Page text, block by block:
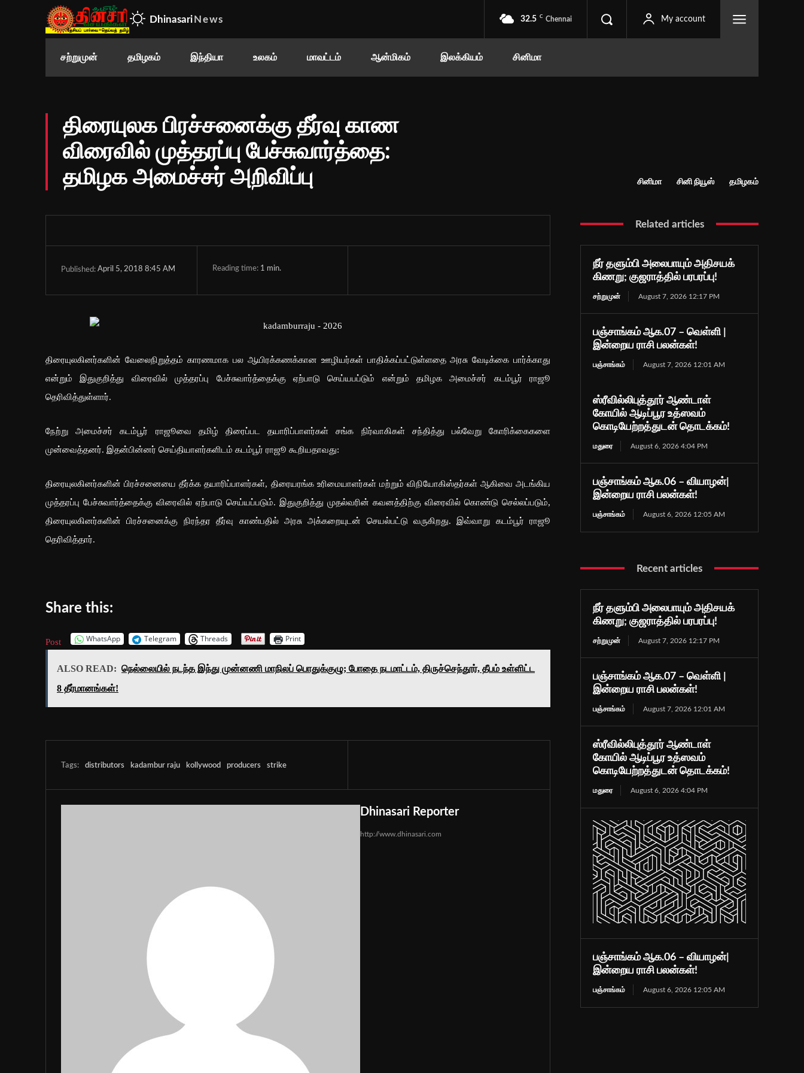
Dhinasari News 32.5 C Chennai My account
சற்றுமுன் தமிழகம் இந்தியா உலகம் மாவட்டம் ஆன்மிகம் இலக்கியம் சினிமா
திரையுலக பிரச்சனைக்கு தீர்வு காண
விரைவில் முத்தரப்பு பேச்சுவார்த்தை:
தமிழக அமைச்சர் அறிவிப்பு
சினிமா சினி நியூஸ் தமிழகம்
Published: April 5, 2018 8:45 AM Reading time: 1 min.
திரையுலகினர்களின் வேலைநிறுத்தம் காரணமாக பல ஆயிரக்கணக்கான ஊழியர்கள் பாதிக்கப்பட்டுள்ளதை அரசு வேடிக்கை பார்க்காது
என்றும் இதுகுறித்து விரைவில் முத்தரப்பு பேச்சுவார்த்தைக்கு ஏற்பாடு செய்யபப்டும் என்றும் தமிழக அமைச்சர் கடம்பூர் ராஜூ
தெரிவித்துள்ளார்.
நேற்று அமைச்சர் கடம்பூர் ராஜூவை தமிழ் திரைப்பட தயாரிப்பாளர்கள் சங்க நிர்வாகிகள் சந்தித்து பல்வேறு கோரிக்கைகளை
முன்வைத்தனர். இதன்பின்னர் செய்தியாளர்களிடம் கடம்பூர் ராஜூ கூறியதாவது:
திரையுலகினர்களின் பிரச்சனையை தீர்க்க தயாரிப்பாளர்கள், திரையரங்க உரிமையாளர்கள் மற்றும் விநியோகிஸ்தர்கள் ஆகிவை அடங்கிய
முத்தரப்பு பேச்சுவார்த்தைக்கு விரைவில் ஏற்பாடு செய்யப்படும். இதுகுறித்து முதல்வரின் கவனத்திற்கு விரைவில் கொண்டு செல்லப்படும்,
திரையுலகினர்களின் பிரச்சனைக்கு நிரந்தர தீர்வு காண்பதில் அரசு அக்கறையுடன் செயல்பட்டு வருகிறது. இவ்வாறு கடம்பூர் ராஜூ
தெரிவித்தார்.
Share this:
Post WhatsApp Telegram Threads Print
ALSO READ: நெல்லையில் நடந்த இந்து முன்னணி மாநிலப் பொதுக்குழு; போதை நடமாட்டம், திருச்செந்தூர், தீபம் உள்ளிட்ட
8 தீர்மானங்கள்!
Tags: distributors kadambur raju kollywood producers strike
Dhinasari Reporter
http://www.dhinasari.com
Related articles
நீர் தளும்பி அலைபாயும் அதிசயக்
கிணறு; குஜராத்தில் பரபரப்பு!
சற்றுமுன் August 7, 2026 12:17 PM
பஞ்சாங்கம் ஆக.07 – வெள்ளி |
இன்றைய ராசி பலன்கள்!
பஞ்சாங்கம் August 7, 2026 12:01 AM
ஸ்ரீவில்லிபுத்தூர் ஆண்டாள்
கோயில் ஆடிப்பூர உத்ஸவம்
கொடியேற்றத்துடன் தொடக்கம்!
மதுரை August 6, 2026 4:04 PM
பஞ்சாங்கம் ஆக.06 – வியாழன்|
இன்றைய ராசி பலன்கள்!
பஞ்சாங்கம் August 6, 2026 12:05 AM
Recent articles
நீர் தளும்பி அலைபாயும் அதிசயக்
கிணறு; குஜராத்தில் பரபரப்பு!
சற்றுமுன் August 7, 2026 12:17 PM
பஞ்சாங்கம் ஆக.07 – வெள்ளி |
இன்றைய ராசி பலன்கள்!
பஞ்சாங்கம் August 7, 2026 12:01 AM
ஸ்ரீவில்லிபுத்தூர் ஆண்டாள்
கோயில் ஆடிப்பூர உத்ஸவம்
கொடியேற்றத்துடன் தொடக்கம்!
மதுரை August 6, 2026 4:04 PM
பஞ்சாங்கம் ஆக.06 – வியாழன்|
இன்றைய ராசி பலன்கள்!
பஞ்சாங்கம் August 6, 2026 12:05 AM